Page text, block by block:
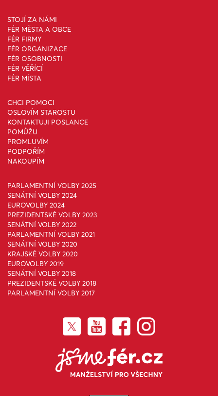
STOJÍ ZA NÁMI
FÉR MĚSTA A OBCE
FÉR FIRMY
FÉR ORGANIZACE
FÉR OSOBNOSTI
FÉR VĚŘÍCÍ
FÉR MÍSTA
CHCI POMOCI
OSLOVÍM STAROSTU
KONTAKTUJI POSLANCE
POMŮŽU
PROMLUVÍM
PODPOŘÍM
NAKOUPÍM
PARLAMENTNÍ VOLBY 2025
SENÁTNÍ VOLBY 2024
EUROVOLBY 2024
PREZIDENTSKÉ VOLBY 2023
SENÁTNÍ VOLBY 2022
PARLAMENTNÍ VOLBY 2021
SENÁTNÍ VOLBY 2020
KRAJSKÉ VOLBY 2020
EUROVOLBY 2019
SENÁTNÍ VOLBY 2018
PREZIDENTSKÉ VOLBY 2018
PARLAMENTNÍ VOLBY 2017